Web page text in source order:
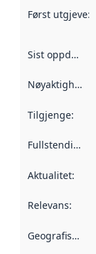
Først utgjeve:
Sist oppdatert
Nøyaktigheit
Tilgjenge:
Fullstendigheit
Aktualitet:
Relevans:
Geografisk område